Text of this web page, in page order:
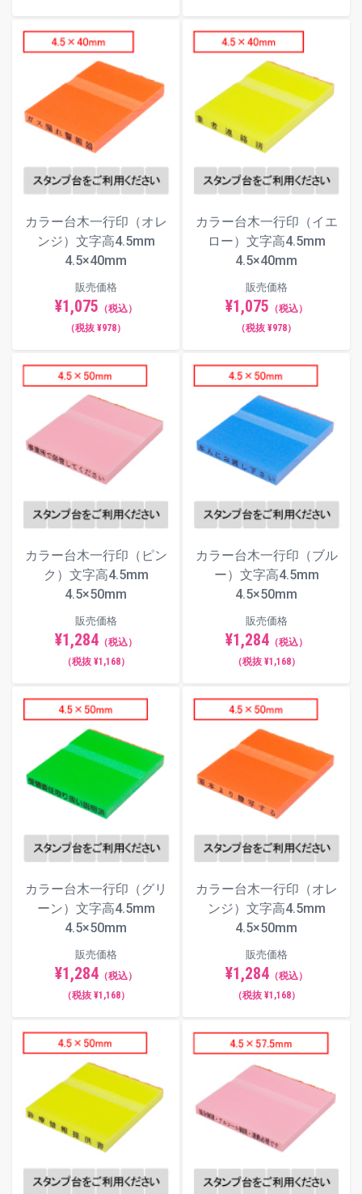
カラー台木一行印（オレ
ンジ）文字高4.5mm
4.5×40mm
販売価格
¥1,075 （税込）
（税抜 ¥978）
カラー台木一行印（イエ
ロー）文字高4.5mm
4.5×40mm
販売価格
¥1,075 （税込）
（税抜 ¥978）
カラー台木一行印（ピン
ク）文字高4.5mm
4.5×50mm
販売価格
¥1,284（税込）
（税抜 ¥1,168）
カラー台木一行印（ブル
ー）文字高4.5mm
4.5×50mm
販売価格
¥1,284（税込）
（税抜 ¥1,168）
カラー台木一行印（グリ
ーン）文字高4.5mm
4.5×50mm
販売価格
¥1,284（税込）
（税抜 ¥1,168）
カラー台木一行印（オレ
ンジ）文字高4.5mm
4.5×50mm
販売価格
¥1,284（税込）
（税抜 ¥1,168）